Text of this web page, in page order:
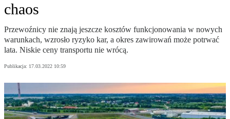
chaos
Przewoźnicy nie znają jeszcze kosztów funkcjonowania w nowych
warunkach, wzrosło ryzyko kar, a okres zawirowań może potrwać
lata. Niskie ceny transportu nie wrócą.
Publikacja: 17.03.2022 10:59